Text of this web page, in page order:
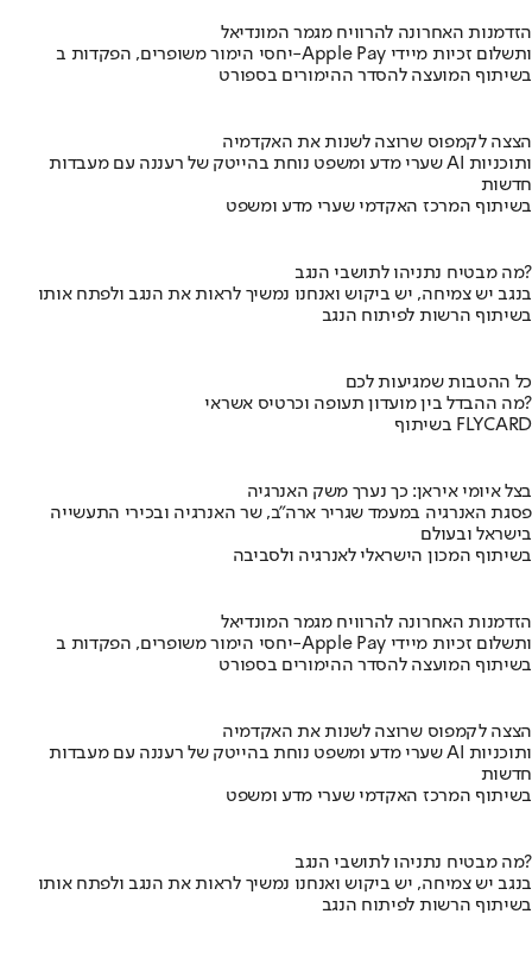
הזדמנות האחרונה להרוויח מגמר המונדיאל
יחסי הימור משופרים, הפקדות ב-Apple Pay ותשלום זכיות מיידי
בשיתוף המועצה להסדר ההימורים בספורט
הצצה לקמפוס שרוצה לשנות את האקדמיה
שערי מדע ומשפט נוחת בהייטק של רעננה עם מעבדות AI ותוכניות
חדשות
בשיתוף המרכז האקדמי שערי מדע ומשפט
מה מבטיח נתניהו לתושבי הנגב?
בנגב יש צמיחה, יש ביקוש ואנחנו נמשיך לראות את הנגב ולפתח אותו
בשיתוף הרשות לפיתוח הנגב
כל ההטבות שמגיעות לכם
מה ההבדל בין מועדון תעופה וכרטיס אשראי?
בשיתוף FLYCARD
בצל איומי איראן: כך נערך משק האנרגיה
פסגת האנרגיה במעמד שגריר ארה"ב, שר האנרגיה ובכירי התעשייה
בישראל ובעולם
בשיתוף המכון הישראלי לאנרגיה ולסביבה
הזדמנות האחרונה להרוויח מגמר המונדיאל
יחסי הימור משופרים, הפקדות ב-Apple Pay ותשלום זכיות מיידי
בשיתוף המועצה להסדר ההימורים בספורט
הצצה לקמפוס שרוצה לשנות את האקדמיה
שערי מדע ומשפט נוחת בהייטק של רעננה עם מעבדות AI ותוכניות
חדשות
בשיתוף המרכז האקדמי שערי מדע ומשפט
מה מבטיח נתניהו לתושבי הנגב?
בנגב יש צמיחה, יש ביקוש ואנחנו נמשיך לראות את הנגב ולפתח אותו
בשיתוף הרשות לפיתוח הנגב